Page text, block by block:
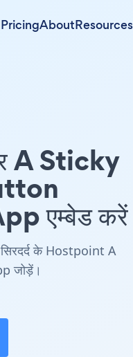
AboutResources
A Sticky
एम्बेड करें
सिरदर्द के Hostpoint A
जोड़ें।